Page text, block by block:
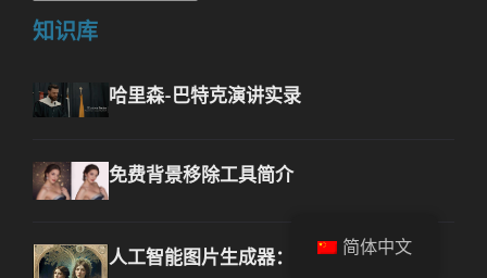
知识库
哈里森-巴特克演讲实录
免费背景移除工具简介
人工智能图片生成器：图像创建的革命
简体中文